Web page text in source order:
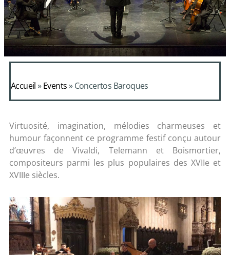
Accueil»Events»Concertos Baroques
Virtuosité, imagination, mélodies charmeuses et
humour façonnent ce programme festif conçu autour
d’œuvres de Vivaldi, Telemann et Boismortier,
compositeurs parmi les plus populaires des XVIIe et
XVIIIe siècles.